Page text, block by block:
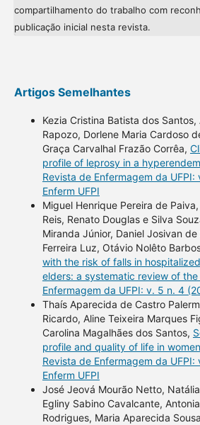
compartilhamento do trabalho com
publicação inicial nesta revista.
Artigos Semelhantes
Kezia Cristina Batista dos Santos,
Rapozo, Dorlene Maria Cardoso
Graça Carvalhal Frazão Corrêa,
profile of leprosy in a
Revista de Enfermagem da
Enferm UFPI
Miguel Henrique Pereira de
Reis, Renato Douglas e Silva
Miranda Júnior, Daniel Josivan de
Ferreira Luz, Otávio Nolêto
with the risk of falls in
elders: a systematic review of
Enfermagem da UFPI: v. 5 n. 4
Thaís Aparecida de Castro
Ricardo, Aline Teixeira Marques
Carolina Magalhães dos Santos,
profile and quality of life in
Revista de Enfermagem da
Enferm UFPI
José Jeová Mourão Netto,
Egliny Sabino Cavalcante,
Rodrigues, Maria Aparecida